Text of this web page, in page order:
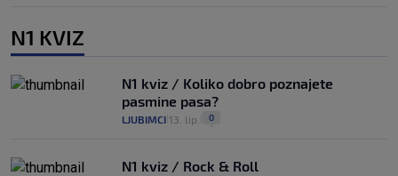
N1 KVIZ
N1 kviz / Koliko dobro poznajete
pasmine pasa?
LJUBIMCI 13. lip. 0
N1 kviz / Rock & Roll